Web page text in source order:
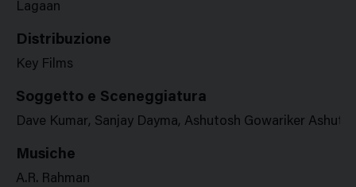
Lagaan
Distribuzione
Key Films
Soggetto e Sceneggiatura
Dave Kumar, Sanjay Dayma, Ashutosh Gowariker
Musiche
A.R. Rahman